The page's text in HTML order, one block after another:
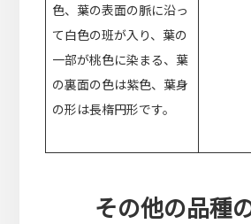
色、葉の表面の脈に沿っ
て白色の班が入り、葉の
一部が桃色に染まる、葉
の裏面の色は紫色、葉身
の形は長楕円形です。
その他の品種